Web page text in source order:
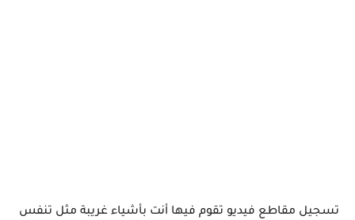
تسجيل مقاطع فيديو تقوم فيها أنت بأشياء غريبة مثل تنفس